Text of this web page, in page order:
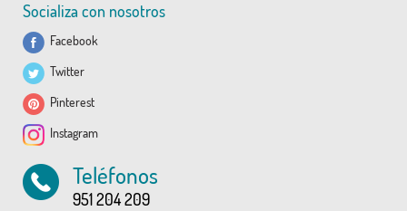
Socializa con nosotros
Facebook
Twitter
Pinterest
Instagram
Teléfonos
951 204 209